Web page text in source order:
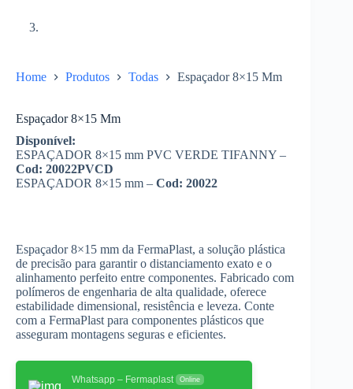
Home Produtos Todas Espaçador 8×15 Mm
Espaçador 8×15 Mm
Disponível:
ESPAÇADOR 8×15 mm PVC VERDE TIFANNY –
Cod: 20022PVCD
ESPAÇADOR 8×15 mm – Cod: 20022
Espaçador 8×15 mm da FermaPlast, a solução plástica
de precisão para garantir o distanciamento exato e o
alinhamento perfeito entre componentes. Fabricado com
polímeros de engenharia de alta qualidade, oferece
estabilidade dimensional, resistência e leveza. Conte
com a FermaPlast para componentes plásticos que
asseguram montagens seguras e eficientes.
Whatsapp – Fermaplast Online